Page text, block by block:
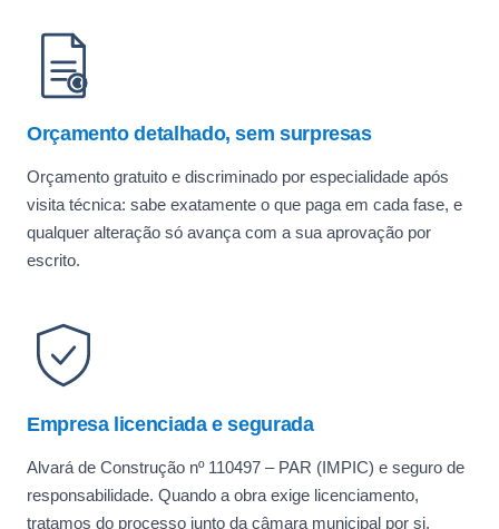
Orçamento detalhado, sem surpresas
Orçamento gratuito e discriminado por especialidade após
visita técnica: sabe exatamente o que paga em cada fase, e
qualquer alteração só avança com a sua aprovação por
escrito.
Empresa licenciada e segurada
Alvará de Construção nº 110497 – PAR (IMPIC) e seguro de
responsabilidade. Quando a obra exige licenciamento,
tratamos do processo junto da câmara municipal por si.